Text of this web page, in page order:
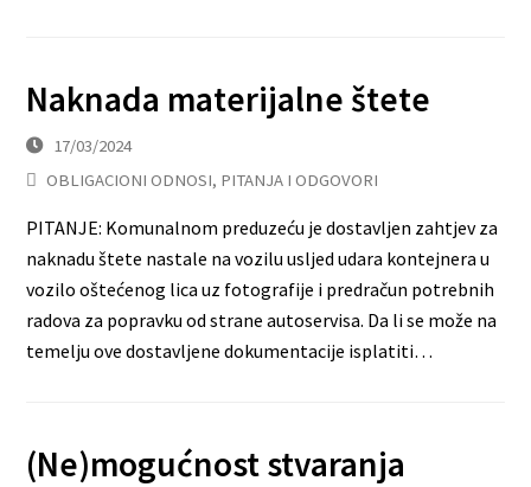
Naknada materijalne štete
17/03/2024
OBLIGACIONI ODNOSI, PITANJA I ODGOVORI
PITANJE: Komunalnom preduzeću je dostavljen zahtjev za
naknadu štete nastale na vozilu usljed udara kontejnera u
vozilo oštećenog lica uz fotografije i predračun potrebnih
radova za popravku od strane autoservisa. Da li se može na
temelju ove dostavljene dokumentacije isplatiti…
(Ne)mogućnost stvaranja